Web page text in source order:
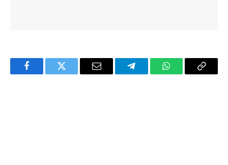
FacebookTwitter Email TelegramWhatsAppCopy